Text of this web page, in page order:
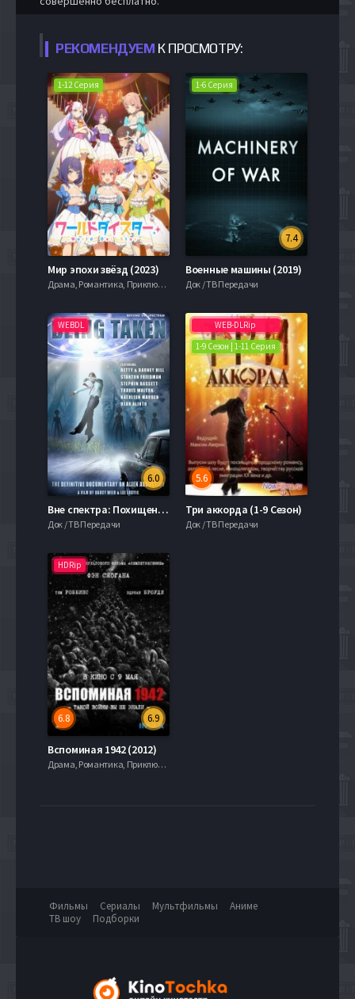
РЕКОМЕНДУЕМ К ПРОСМОТРУ:
1-12 Серия
Мир эпохи звёзд (2023)
Драма, Романтика, Приключение, Фантастика
1-6 Серия
7.4
Военные машины (2019)
Док / ТВ Передачи
WEBDL
6.0
Вне спектра: Похищенные (2018)
Док / ТВ Передачи
WEB-DLRip
1-9 Сезон | 1-11 Серия
5.6
Три аккорда (1-9 Сезон)
Док / ТВ Передачи
HDRip
6.9
6.8
Вспоминая 1942 (2012)
Драма, Романтика, Приключение, Фантастика
Фильмы Сериалы Мультфильмы
Аниме
ТВ шоу
Подборки